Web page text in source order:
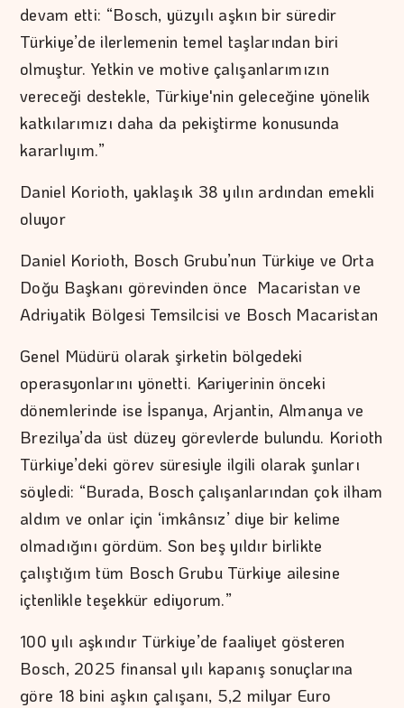
devam etti: “Bosch, yüzyılı aşkın bir süredir
Türkiye’de ilerlemenin temel taşlarından biri
olmuştur. Yetkin ve motive çalışanlarımızın
vereceği destekle, Türkiye'nin geleceğine yönelik
katkılarımızı daha da pekiştirme konusunda
kararlıyım.”
Daniel Korioth, yaklaşık 38 yılın ardından emekli
oluyor
Daniel Korioth, Bosch Grubu’nun Türkiye ve Orta
Doğu Başkanı görevinden önce Macaristan ve
Adriyatik Bölgesi Temsilcisi ve Bosch Macaristan
Genel Müdürü olarak şirketin bölgedeki
operasyonlarını yönetti. Kariyerinin önceki
dönemlerinde ise İspanya, Arjantin, Almanya ve
Brezilya’da üst düzey görevlerde bulundu. Korioth
Türkiye’deki görev süresiyle ilgili olarak şunları
söyledi: “Burada, Bosch çalışanlarından çok ilham
aldım ve onlar için ‘imkânsız’ diye bir kelime
olmadığını gördüm. Son beş yıldır birlikte
çalıştığım tüm Bosch Grubu Türkiye ailesine
içtenlikle teşekkür ediyorum.”
100 yılı aşkındır Türkiye’de faaliyet gösteren
Bosch, 2025 finansal yılı kapanış sonuçlarına
göre 18 bini aşkın çalışanı, 5,2 milyar Euro